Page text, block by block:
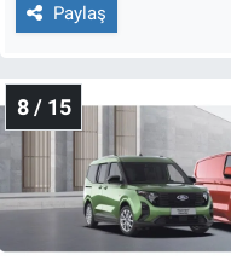
Paylaş
8 / 15